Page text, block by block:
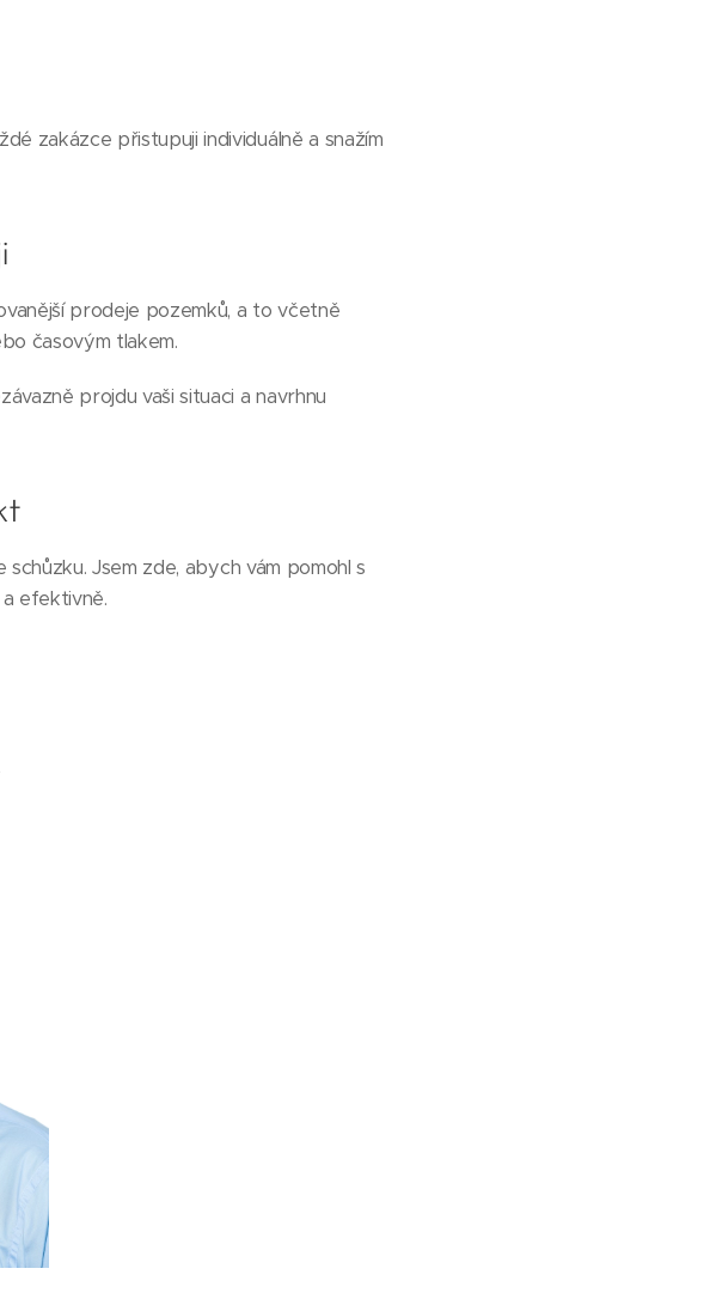
zakázce přistupuji individuálně a snažím
prodeje pozemků, a to včetně
časovým tlakem.
projdu vaši situaci a navrhnu
Jsem zde, abych vám pomohl s
efektivně.